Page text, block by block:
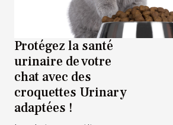
Protégez la santé
urinaire de votre
chat avec des
croquettes Urinary
adaptées !